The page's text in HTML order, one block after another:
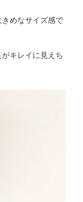
めなサイズ感で
キレイに見えち